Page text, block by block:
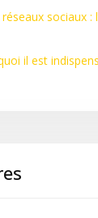
sociaux :
il est